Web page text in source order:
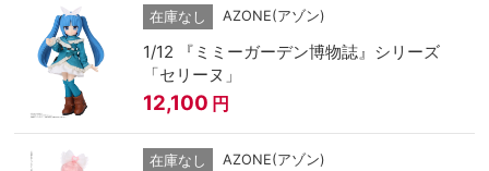
在庫なし AZONE(アゾン)
1/12 『ミミーガーデン博物誌』シリーズ
「セリーヌ」
12,100 円
在庫なし AZONE(アゾン)